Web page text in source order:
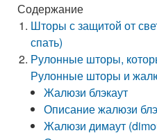
Содержание
Шторы с защитой от
спать)
Рулонные шторы,
Рулонные шторы и
Жалюзи блэкаут
Описание жалюзи
Жалюзи димаут